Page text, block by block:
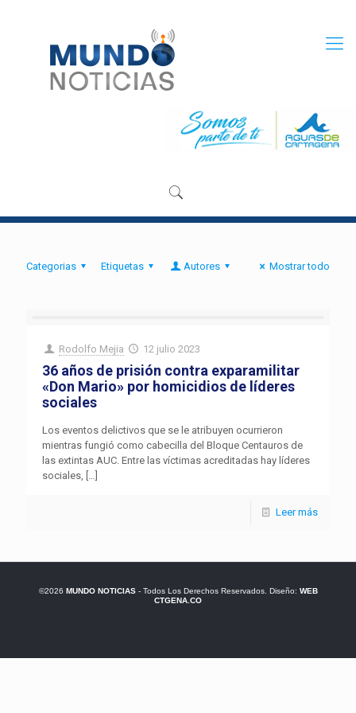
Categorias Etiquetas Autores Mostrar todo
Rodolfo Mejia 12 julio 2023
36 años de prisión contra exparamilitar
«Don Mario» por homicidios de líderes
sociales
Los eventos delictivos que se le atribuyen ocurrieron
mientras fungió como cabecilla del Bloque Centauros de
las extintas AUC. Entre las víctimas acreditadas hay líderes
sociales, […]
Leer más
©2026 MUNDO NOTICIAS- Todos Los Derechos Reservados. Diseño: WEB
CTGENA.CO